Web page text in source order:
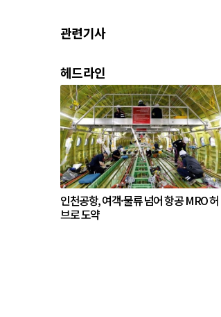
관련기사
헤드라인
인천공항, 여객·물류 넘어 항공 MRO 허
브로 도약